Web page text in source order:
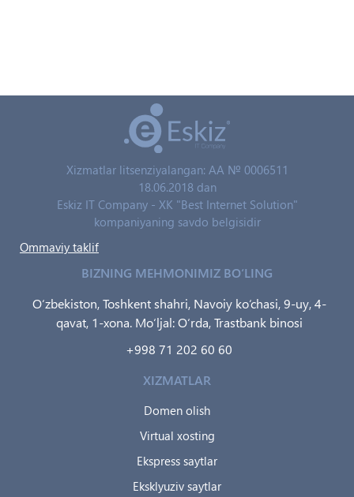
Xizmatlar litsenziyalangan: AA № 0006511
18.06.2018 dan
Eskiz IT Company - XK "Best Internet Solution"
kompaniyaning savdo belgisidir
Ommaviy taklif
BIZNING MEHMONIMIZ BO‘LING
O‘zbekiston, Toshkent shahri, Navoiy ko‘chasi, 9-uy, 4-
qavat, 1-xona. Mo‘ljal: O‘rda, Trastbank binosi
+998 71 202 60 60
XIZMATLAR
Domen olish
Virtual xosting
Ekspress saytlar
Eksklyuziv saytlar